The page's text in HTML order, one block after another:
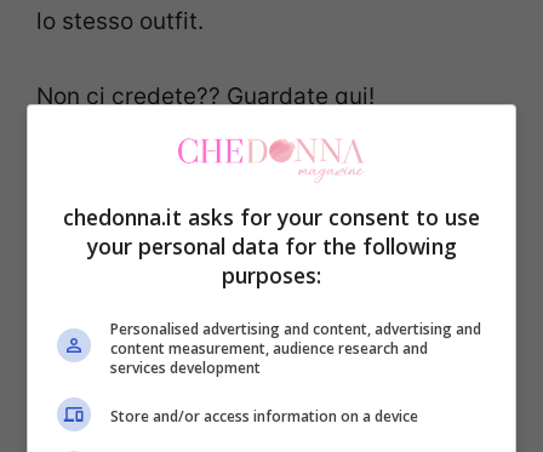
lo stesso outfit.
Non ci credete?? Guardate qui!
chedonna.it asks for your consent to use
your personal data for the following
purposes:
Personalised advertising and content, advertising and
content measurement, audience research and
services development
Store and/or access information on a device